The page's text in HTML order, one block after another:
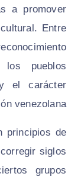
a promover
Entre
pueblos
el carácter
venezolana.
principios de
siglos
grupos